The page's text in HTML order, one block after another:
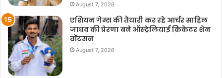
August 7, 2026
एशियन गेम्स की तैयारी कर रहे आर्चर साहिल
जाधव की प्रेरणा बने ऑस्ट्रेलियाई क्रिकेटर शेन
वॉटसन
August 7, 2026